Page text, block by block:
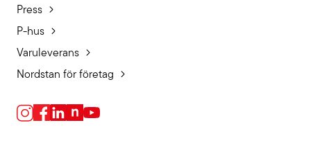
Press
P-hus
Varuleverans
Nordstan för företag